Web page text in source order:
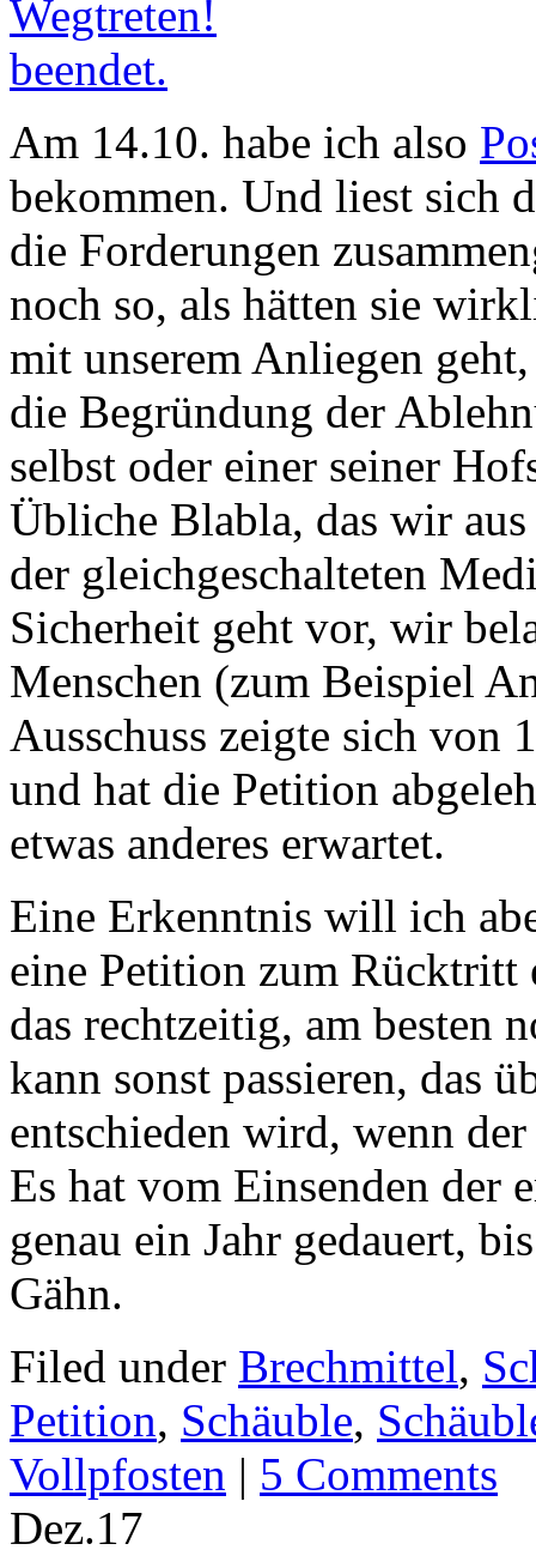
Am 14.10. habe ich also
bekommen. Und liest sich
die Forderungen
noch so, als hätten sie
mit unserem Anliegen
die Begründung der
selbst oder einer seiner
Übliche Blabla, das wir
der gleichgeschalteten
Sicherheit geht vor, wir
Menschen (zum Beispiel
Ausschuss zeigte sich von
und hat die Petition
etwas anderes erwartet.
Eine Erkenntnis will ich
eine Petition zum Rücktritt
das rechtzeitig, am besten
kann sonst passieren, das
entschieden wird, wenn
Es hat vom Einsenden der
genau ein Jahr gedauert,
Gähn.
Filed under Brechmittel,
Petition, Schäuble,
Vollpfosten | 5 Comments
Dez.17